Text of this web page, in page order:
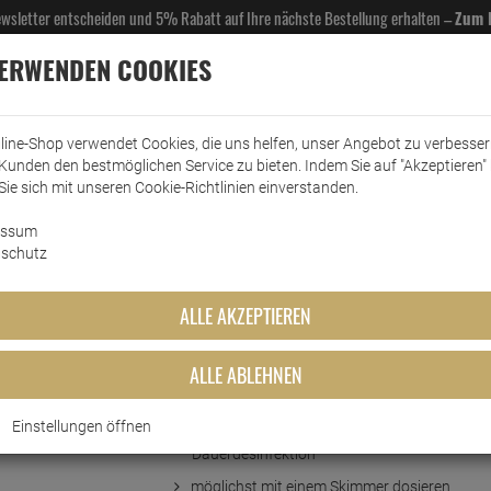
entscheiden und 5% Rabatt auf Ihre nächste Bestellung erhalten –Zum
& GASTROBEDARF DROGERIE KÜCHE & HAUSHALT KFZ
Kurzbeschreibung
Dauerdesinfektion
möglichst mit einem Skimmer dosieren
COOKIES
Shop verwendet Cookies, die uns helfen, unser Angebot zu
den bestmöglichen Service zu bieten. Indem Sie auf "Akzeptieren"
sich mit unseren Cookie-Richtlinien einverstanden.
ALLE AKZEPTIEREN
ALLE ABLEHNEN
Einstellungen öffnen